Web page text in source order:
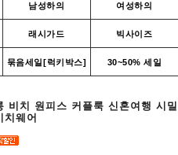
남성하의 여성하의
래시가드 빅사이즈
묶음세일[럭키박스] 30~50% 세일
치 원피스 커플룩 신혼여행 시밀
치웨어